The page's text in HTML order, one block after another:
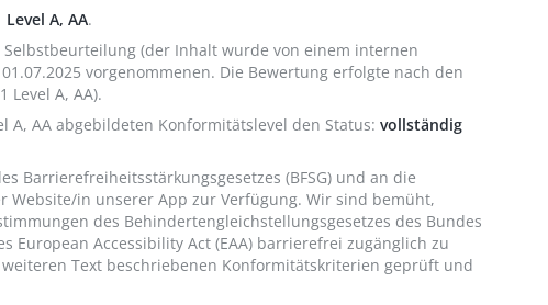
Level A, AA.
(der Inhalt wurde von einem internen
vorgenommenen. Die Bewertung erfolgte nach den
Level A, AA).
A, AA abgebildeten Konformitätslevel den Status: vollständig
Barrierefreiheitsstärkungsgesetzes (BFSG) und an die
Website/in unserer App zur Verfügung. Wir sind bemüht,
des Behindertengleichstellungsgesetzes des Bundes
European Accessibility Act (EAA) barrierefrei zugänglich zu
Text beschriebenen Konformitätskriterien geprüft und